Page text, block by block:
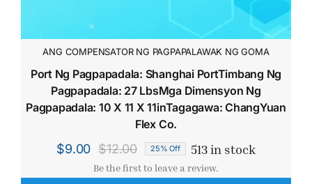
ANG COMPENSATOR NG PAGPAPALAWAK NG GOMA
Port Ng Pagpapadala: Shanghai PortTimbang Ng
Pagpapadala: 27 LbsMga Dimensyon Ng
Pagpapadala: 10 X 11 X 11inTagagawa: ChangYuan
Flex Co.
$12.00
Original
price
$9.00
Current
price
25% Off 513 in stock
Be the first to leave a review.